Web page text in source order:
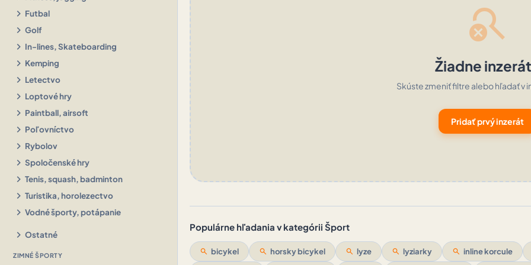
chevron_right Futbal
chevron_right Golf
chevron_right In-lines, Skateboarding
chevron_right Kemping
chevron_right Letectvo
chevron_right Loptové hry
chevron_right Paintball, airsoft
chevron_right Poľovníctvo
chevron_right Rybolov
chevron_right Spoločenské hry
chevron_right Tenis, squash, badminton
chevron_right Turistika, horolezectvo
chevron_right Vodné športy, potápanie
chevron_right Ostatné
ZIMNÉ ŠPORTY
search_off
Žiadne
Skúste zmeniť filtre alebo hľadať v
Pridať prvý inzerát
Populárne hľadania v kategórii Šport
search bicykel search horsky bicykel search lyze search lyziarky search inline korcule